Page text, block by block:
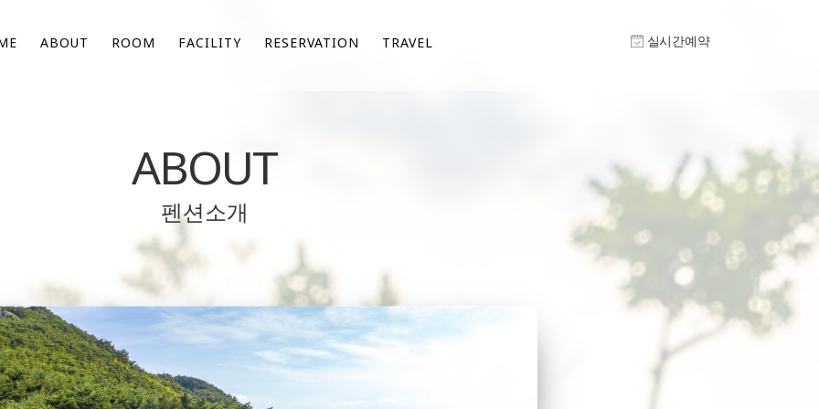
ABOUT ROOM FACILITY RESERVATION TRAVEL 실시간예약
ABOUT
펜션소개